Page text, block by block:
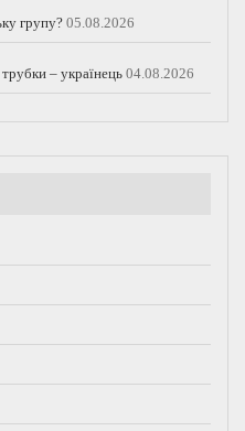
групу? 05.08.2026
– українець04.08.2026